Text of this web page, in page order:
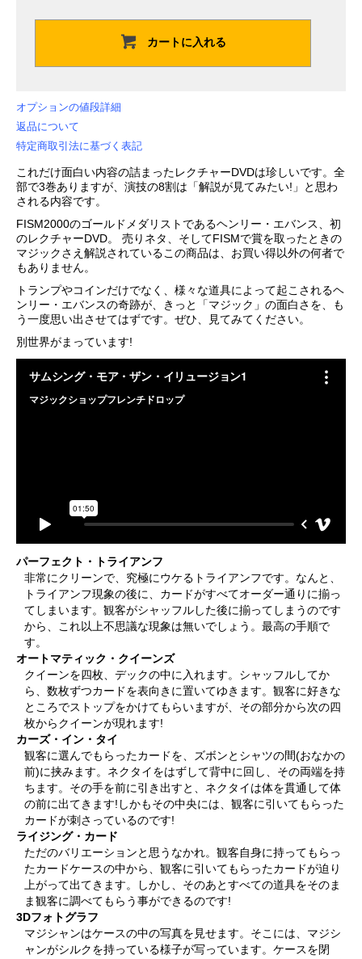
カートに入れる
オプションの値段詳細
返品について
特定商取引法に基づく表記
これだけ面白い内容の詰まったレクチャーDVDは珍しいです。全
部で3巻ありますが、演技の8割は「解説が見てみたい!」と思わ
される内容です。
FISM2000のゴールドメダリストであるヘンリー・エバンス、初
のレクチャーDVD。 売りネタ、そしてFISMで賞を取ったときの
マジックさえ解説されているこの商品は、お買い得以外の何者で
もありません。
トランプやコインだけでなく、様々な道具によって起こされるヘ
ンリー・エバンスの奇跡が、きっと「マジック」の面白さを、も
う一度思い出させてはずです。ぜひ、見てみてください。
別世界がまっています!
パーフェクト・トライアンフ
非常にクリーンで、究極にウケるトライアンフです。なんと、
トライアンフ現象の後に、カードがすべてオーダー通りに揃っ
てしまいます。観客がシャッフルした後に揃ってしまうのです
から、これ以上不思議な現象は無いでしょう。最高の手順で
す。
オートマティック・クイーンズ
クイーンを四枚、デックの中に入れます。シャッフルしてか
ら、数枚ずつカードを表向きに置いてゆきます。観客に好きな
ところでストップをかけてもらいますが、その部分から次の四
枚からクイーンが現れます!
カーズ・イン・タイ
観客に選んでもらったカードを、ズボンとシャツの間(おなかの
前)に挟みます。ネクタイをはずして背中に回し、その両端を持
ちます。その手を前に引き出すと、ネクタイは体を貫通して体
の前に出てきます!しかもその中央には、観客に引いてもらった
カードが刺さっているのです!
ライジング・カード
ただのバリエーションと思うなかれ。観客自身に持ってもらっ
たカードケースの中から、観客に引いてもらったカードが迫り
上がって出てきます。しかし、そのあとすべての道具をそのま
ま観客に調べてもらう事ができるのです!
3Dフォトグラフ
マジシャンはケースの中の写真を見せます。そこには、マジシ
ャンがシルクを持っている様子が写っています。ケースを閉